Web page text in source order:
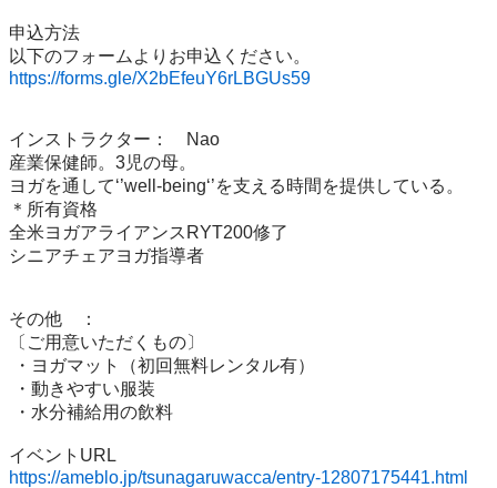
申込方法
https://forms.gle/X2bEfeuY6rLBGUs59
インストラクター：	Nao
産業保健師。3児の母。
ヨガを通して‘’well-being‘’を支える時間を提供している。
＊所有資格
全米ヨガアライアンスRYT200修了
シニアチェアヨガ指導者
その他	：
〔ご用意いただくもの〕
https://ameblo.jp/tsunagaruwacca/entry-12807175441.html